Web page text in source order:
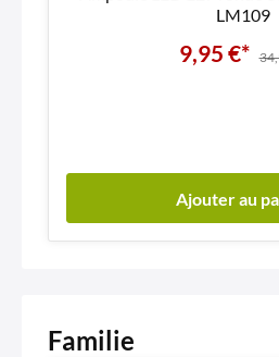
LM109
9,95 €*
Ajouter au
Familie